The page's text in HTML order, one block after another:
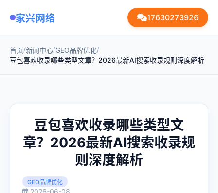
家兴网络 17630273926
首页/新闻中心/GEO品牌优化/
豆包喜欢收录哪些类型文章？2026最新AI搜索收录规则深度解析
豆包喜欢收录哪些类型文
章？2026最新AI搜索收录规
则深度解析
GEO品牌优化
2026-06-08